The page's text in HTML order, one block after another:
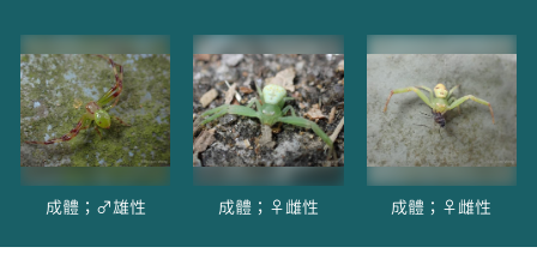
成體；♂雄性 成體；♀雌性 成體；♀雌性